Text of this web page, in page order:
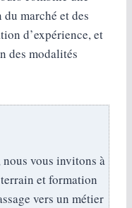
marché et des
d’expérience, et
des modalités
vous invitons à
et formation
vers un métier